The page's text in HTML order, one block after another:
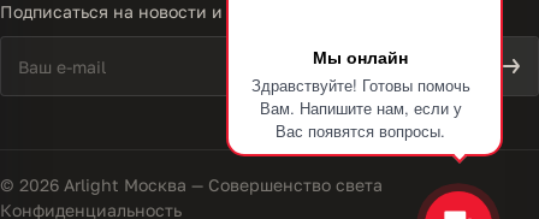
Мы онлайн
Здравствуйте! Готовы помочь
Вам. Напишите нам, если у
Вас появятся вопросы.
Подписаться на новости и акции
© 2026 Arlight Москва — Совершенство света
Конфиденциальность